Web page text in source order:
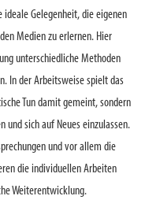
Gelegenheit, die eigenen
Medien zu erlernen. Hier
unterschiedliche Methoden
In der Arbeitsweise spielt das
Tun damit gemeint, sondern
und sich auf Neues einzulassen.
und vor allem die
die individuellen Arbeiten
Weiterentwicklung.